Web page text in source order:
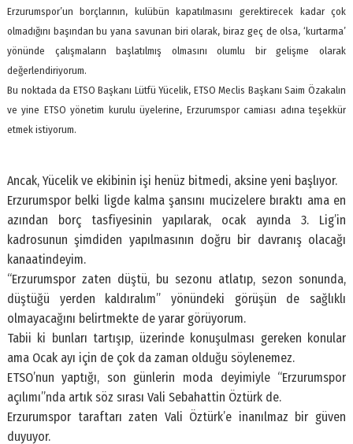
Erzurumspor’un borçlarının, kulübün kapatılmasını gerektirecek kadar çok
olmadığını başından bu yana savunan biri olarak, biraz geç de olsa, ‘kurtarma’
yönünde çalışmaların başlatılmış olmasını olumlu bir gelişme olarak
değerlendiriyorum.
Bu noktada da ETSO Başkanı Lütfü Yücelik, ETSO Meclis Başkanı Saim Özakalın
ve yine ETSO yönetim kurulu üyelerine, Erzurumspor camiası adına teşekkür
etmek istiyorum.
Ancak, Yücelik ve ekibinin işi henüz bitmedi, aksine yeni başlıyor.
Erzurumspor belki ligde kalma şansını mucizelere bıraktı ama en
azından borç tasfiyesinin yapılarak, ocak ayında 3. Lig’in
kadrosunun şimdiden yapılmasının doğru bir davranış olacağı
kanaatindeyim.
“Erzurumspor zaten düştü, bu sezonu atlatıp, sezon sonunda,
düştüğü yerden kaldıralım” yönündeki görüşün de sağlıklı
olmayacağını belirtmekte de yarar görüyorum.
Tabii ki bunları tartışıp, üzerinde konuşulması gereken konular
ama Ocak ayı için de çok da zaman olduğu söylenemez.
ETSO’nun yaptığı, son günlerin moda deyimiyle “Erzurumspor
açılımı”nda artık söz sırası Vali Sebahattin Öztürk de.
Erzurumspor taraftarı zaten Vali Öztürk’e inanılmaz bir güven
duyuyor.